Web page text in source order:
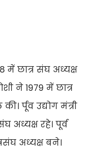
में छात्र संघ अध्यक्ष
ने 1979 में छात्र
र्पूव उद्योग मंत्री
अध्यक्ष रहे। पूर्व
अध्यक्ष बने।